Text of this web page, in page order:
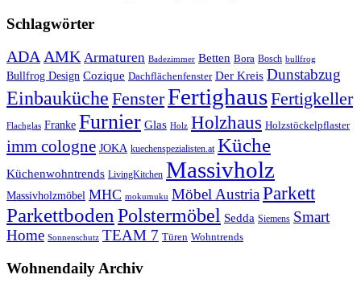
Schlagwörter
ADA AMK Armaturen Badezimmer Betten Bora Bosch bullfrog
Bullfrog Design Cozique Dachflächenfenster Der Kreis Dunstabzug
Einbauküche FensterFertighausFertigkeller
Flachglas Franke Furnier Glas Holz Holzhaus Holzstöckelpflaster
imm cologne JOKA kuechenspezialisten.at Küche
Küchenwohntrends LivingKitchen Massivholz
Massivholzmöbel MHC mokumuku Möbel AustriaParkett
Parkettboden Polstermöbel Sedda Siemens Smart
Home Sonnenschutz TEAM 7 Türen Wohntrends
Wohnendaily Archiv